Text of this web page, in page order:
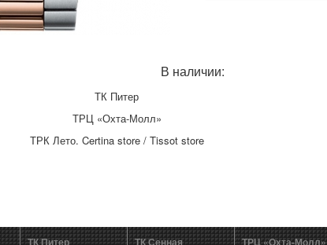
В наличии:
ТК Питер
ТРЦ «Охта-Молл»
ТРК Лето. Certina store / Tissot store
ТК Питер ТК Сенная ТРЦ «Охта-Молл»